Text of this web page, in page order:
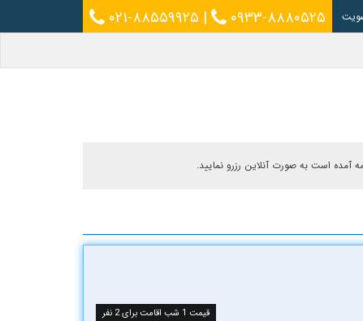
۰۲۱-۸۸۵۵۹۹۲۵ | ۰۹۳۳-۸۸۸۰۵۲۵
آمده است به صورت آنلاین رزرو نمایید.
قیمت 1 شب اقامت برای 2 نفر